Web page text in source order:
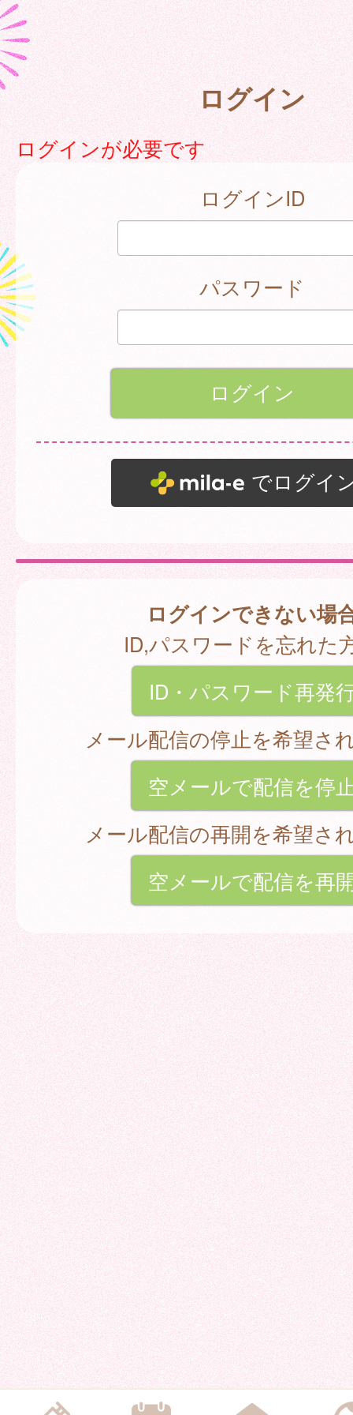
ログイン
ログインが必要です
ログインID
パスワード
でログイ
ログインできない場
ID,パスワードを忘れた
ID・パスワード再発
メール配信の停止を希望さ
空メールで配信を停
メール配信の再開を希望さ
空メールで配信を再